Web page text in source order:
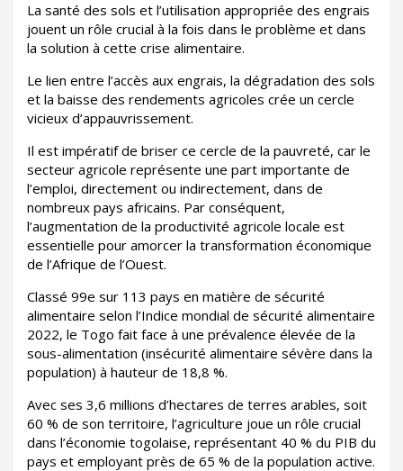
La santé des sols et l’utilisation appropriée des engrais
jouent un rôle crucial à la fois dans le problème et dans
la solution à cette crise alimentaire.
Le lien entre l’accès aux engrais, la dégradation des sols
et la baisse des rendements agricoles crée un cercle
vicieux d’appauvrissement.
Il est impératif de briser ce cercle de la pauvreté, car le
secteur agricole représente une part importante de
l’emploi, directement ou indirectement, dans de
nombreux pays africains. Par conséquent,
l’augmentation de la productivité agricole locale est
essentielle pour amorcer la transformation économique
de l’Afrique de l’Ouest.
Classé 99e sur 113 pays en matière de sécurité
alimentaire selon l’Indice mondial de sécurité alimentaire
2022, le Togo fait face à une prévalence élevée de la
sous-alimentation (insécurité alimentaire sévère dans la
population) à hauteur de 18,8 %.
Avec ses 3,6 millions d’hectares de terres arables, soit
60 % de son territoire, l’agriculture joue un rôle crucial
dans l’économie togolaise, représentant 40 % du PIB du
pays et employant près de 65 % de la population active.